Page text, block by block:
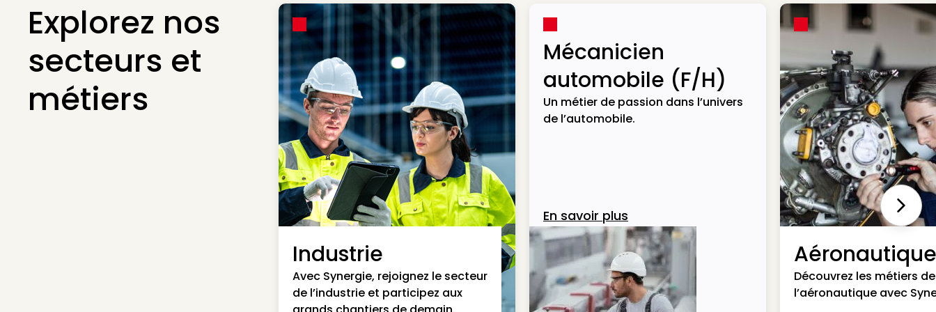
Explorez nos
secteurs et
métiers
Industrie
Avec Synergie, rejoignez le secteur
de l’industrie et participez aux
Mécanicien
automobile (F/H)
Un métier de passion dans l’univers
de l’automobile.
En savoir plus
Aéronautique
Découvrez les métiers de
l’aéronautique avec
Next